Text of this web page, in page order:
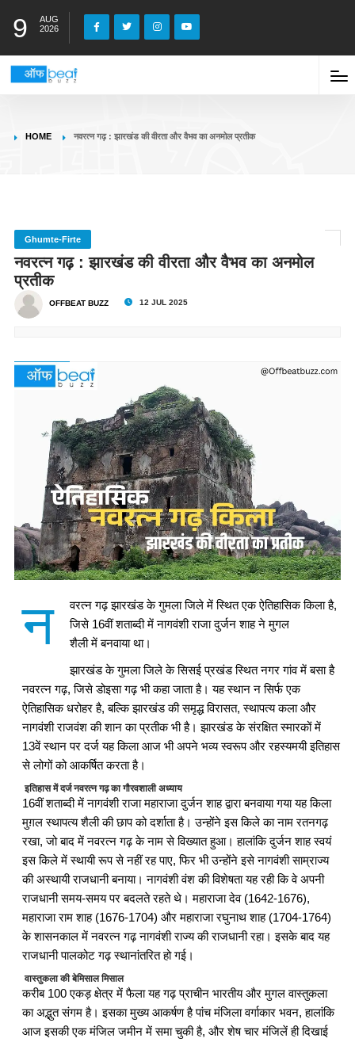
9
AUG
2026
HOME नवरत्न गढ़ : झारखंड की वीरता और वैभव का अनमोल प्रतीक
Ghumte-Firte
नवरत्न गढ़ : झारखंड की वीरता और वैभव का अनमोल
प्रतीक
OFFBEAT BUZZ 12 JUL 2025
न
वरत्न गढ़ झारखंड के गुमला जिले में स्थित एक ऐतिहासिक किला है,
जिसे 16वीं शताब्दी में नागवंशी राजा दुर्जन शाह ने मुगल
शैली में बनवाया था।
झारखंडके गुमला जिले के सिसई प्रखंड स्थित नगर गांव में बसा है
नवरत्न गढ़, जिसे डोइसा गढ़ भी कहा जाता है। यह स्थान न सिर्फ एक
ऐतिहासिक धरोहर है, बल्कि झारखंड की समृद्ध विरासत, स्थापत्य कला और
नागवंशी राजवंश की शान का प्रतीक भी है। झारखंड के संरक्षित स्मारकों में
13वें स्थान पर दर्ज यह किला आज भी अपने भव्य स्वरूप और रहस्यमयी इतिहास
से लोगों को आकर्षित करता है।
इतिहास में दर्ज नवरत्न गढ़ का गौरवशाली अध्याय
16वीं शताब्दी में नागवंशी राजा महाराजा दुर्जन शाह द्वारा बनवाया गया यह किला
मुग़ल स्थापत्य शैली की छाप को दर्शाता है। उन्होंने इस किले का नाम रतनगढ़
रखा, जो बाद में नवरत्न गढ़ के नाम से विख्यात हुआ। हालांकि दुर्जन शाह स्वयं
इस किले में स्थायी रूप से नहीं रह पाए, फिर भी उन्होंने इसे नागवंशी साम्राज्य
की अस्थायी राजधानी बनाया। नागवंशी वंश की विशेषता यह रही कि वे अपनी
राजधानी समय-समय पर बदलते रहते थे। महाराजा देव (1642-1676),
महाराजा राम शाह (1676-1704) और महाराजा रघुनाथ शाह (1704-1764)
के शासनकाल में नवरत्न गढ़ नागवंशी राज्य की राजधानी रहा। इसके बाद यह
राजधानी पालकोट गढ़ स्थानांतरित हो गई।
वास्तुकला की बेमिसाल मिसाल
करीब 100 एकड़ क्षेत्र में फैला यह गढ़ प्राचीन भारतीय और मुगल वास्तुकला
का अद्भुत संगम है। इसका मुख्य आकर्षण है पांच मंजिला वर्गाकार भवन, हालांकि
आज इसकी एक मंजिल जमीन में समा चुकी है, और शेष चार मंजिलें ही दिखाई